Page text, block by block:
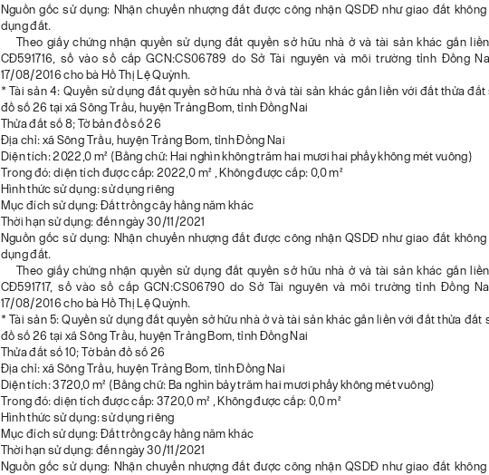
Nguồn gốc sử dụng: Nhận chuyển nhượng đất được công nhận QSDĐ như giao đất
dụng đất.
Theo giấy chứng nhận quyền sử dụng đất quyền sở hữu nhà ở và tài sản khác gắn
CĐ591716, sổ vào sổ cấp GCN:CS06789 do Sở Tài nguyên và môi trường tỉnh Đồng
17/08/2016 cho bà Hồ Thị Lệ Quỳnh.
* Tài sản 4: Quyền sử dụng đất quyền sở hữu nhà ở và tài sản khác gắn liền với đất thửa
đồ số 26 tại xã Sông Trầu, huyện Trảng Bom, tỉnh Đồng Nai
Thửa đất số 8; Tờ bản đồ số 26
Địa chỉ: xã Sông Trầu, huyện Trảng Bom, tỉnh Đồng Nai
Diện tích: 2022,0 m² (Bằng chữ: Hai nghìn không trăm hai mươi hai phẩy không mét vuông)
Trong đó: diện tích được cấp: 2022,0 m² , Không được cấp: 0,0 m²
Hình thức sử dụng: sử dụng riêng
Mục đích sử dụng: Đất trồng cây hằng năm khác
Thời hạn sử dụng: đến ngày 30/11/2021
Nguồn gốc sử dụng: Nhận chuyển nhượng đất được công nhận QSDĐ như giao đất
dụng đất.
Theo giấy chứng nhận quyền sử dụng đất quyền sở hữu nhà ở và tài sản khác gắn
CĐ591717, sổ vào sổ cấp GCN:CS06790 do Sở Tài nguyên và môi trường tỉnh Đồng
17/08/2016 cho bà Hồ Thị Lệ Quỳnh.
* Tài sản 5: Quyền sử dụng đất quyền sở hữu nhà ở và tài sản khác gắn liền với đất thửa đất
đồ số 26 tại xã Sông Trầu, huyện Trảng Bom, tỉnh Đồng Nai
Thửa đất số 10; Tờ bản đồ số 26
Địa chỉ: xã Sông Trầu, huyện Trảng Bom, tỉnh Đồng Nai
Diện tích: 3720,0 m² (Bằng chữ: Ba nghìn bảy trăm hai mươi phẩy không mét vuông)
Trong đó: diện tích được cấp: 3720,0 m² , Không được cấp: 0,0 m²
Hình thức sử dụng: sử dụng riêng
Mục đích sử dụng: Đất trồng cây hằng năm khác
Thời hạn sử dụng: đến ngày 30/11/2021
Nguồn gốc sử dụng: Nhận chuyển nhượng đất được công nhận QSDĐ như giao đất